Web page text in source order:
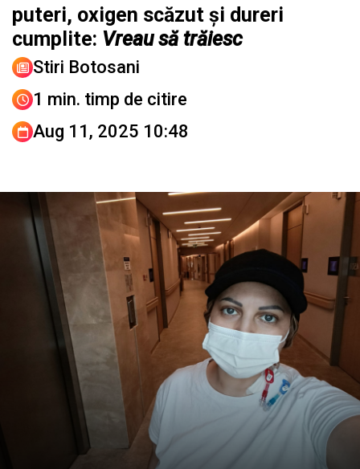
puteri, oxigen scăzut și dureri
cumplite: Vreau să trăiesc
Stiri Botosani
1 min. timp de citire
Aug 11, 2025 10:48